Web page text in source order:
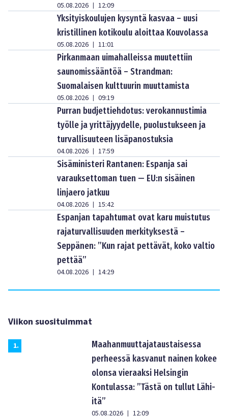
05.08.2026 | 12:09
Yksityiskoulujen kysyntä kasvaa – uusi
kristillinen kotikoulu aloittaa Kouvolassa
05.08.2026 | 11:01
Pirkanmaan uimahalleissa muutettiin
saunomissääntöä – Strandman:
Suomalaisen kulttuurin muuttamista
05.08.2026 | 09:19
Purran budjettiehdotus: verokannustimia
työlle ja yrittäjyydelle, puolustukseen ja
turvallisuuteen lisäpanostuksia
04.08.2026 | 17:59
Sisäministeri Rantanen: Espanja sai
varauksettoman tuen — EU:n sisäinen
linjaero jatkuu
04.08.2026 | 15:42
Espanjan tapahtumat ovat karu muistutus
rajaturvallisuuden merkityksestä –
Seppänen: ”Kun rajat pettävät, koko valtio
pettää”
04.08.2026 | 14:29
Viikon suosituimmat
1.
Maahanmuuttajataustaisessa
perheessä kasvanut nainen kokee
olonsa vieraaksi Helsingin
Kontulassa: ”Tästä on tullut Lähi-
itä”
05.08.2026 | 12:09